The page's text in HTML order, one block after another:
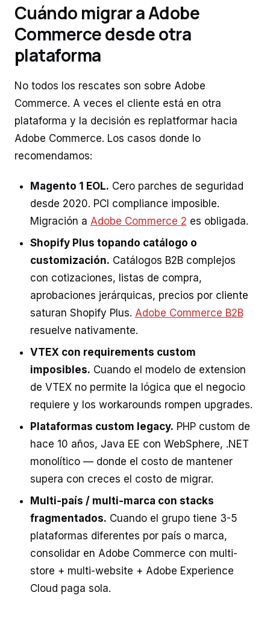
Cuándo migrar a Adobe
Commerce desde otra
plataforma
No todos los rescates son sobre Adobe
Commerce. A veces el cliente está en otra
plataforma y la decisión es replatformar hacia
Adobe Commerce. Los casos donde lo
recomendamos:
Magento 1 EOL. Cero parches de seguridad
desde 2020. PCI compliance imposible.
Migración a Adobe Commerce 2 es obligada.
Shopify Plus topando catálogo o
customización. Catálogos B2B complejos
con cotizaciones, listas de compra,
aprobaciones jerárquicas, precios por cliente
saturan Shopify Plus. Adobe Commerce B2B
resuelve nativamente.
VTEX con requirements custom
imposibles. Cuando el modelo de extension
de VTEX no permite la lógica que el negocio
requiere y los workarounds rompen upgrades.
Plataformas custom legacy. PHP custom de
hace 10 años, Java EE con WebSphere, .NET
monolítico — donde el costo de mantener
supera con creces el costo de migrar.
Multi-país / multi-marca con stacks
fragmentados. Cuando el grupo tiene 3-5
plataformas diferentes por país o marca,
consolidar en Adobe Commerce con multi-
store + multi-website + Adobe Experience
Cloud paga sola.